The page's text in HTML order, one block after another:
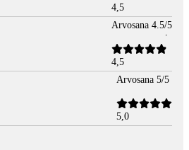
4,5
Arvosana 4.5/5
4,5
Arvosana 5/5
5,0